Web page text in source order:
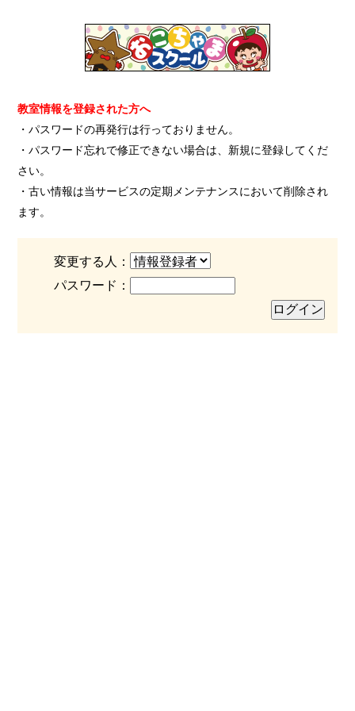
教室情報を登録された方へ
・パスワードの再発行は行っておりません。
・パスワード忘れで修正できない場合は、新規に登録してくだ
さい。
・古い情報は当サービスの定期メンテナンスにおいて削除され
ます。
変更する人：
パスワード：